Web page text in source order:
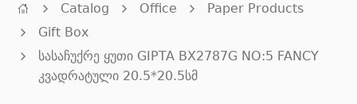
Catalog Office
Paper Products
Gift Box
სასაჩუქრე ყუთი GIPTA BX2787G NO:5 FANCY
კვადრატული 20.5*20.5სმ